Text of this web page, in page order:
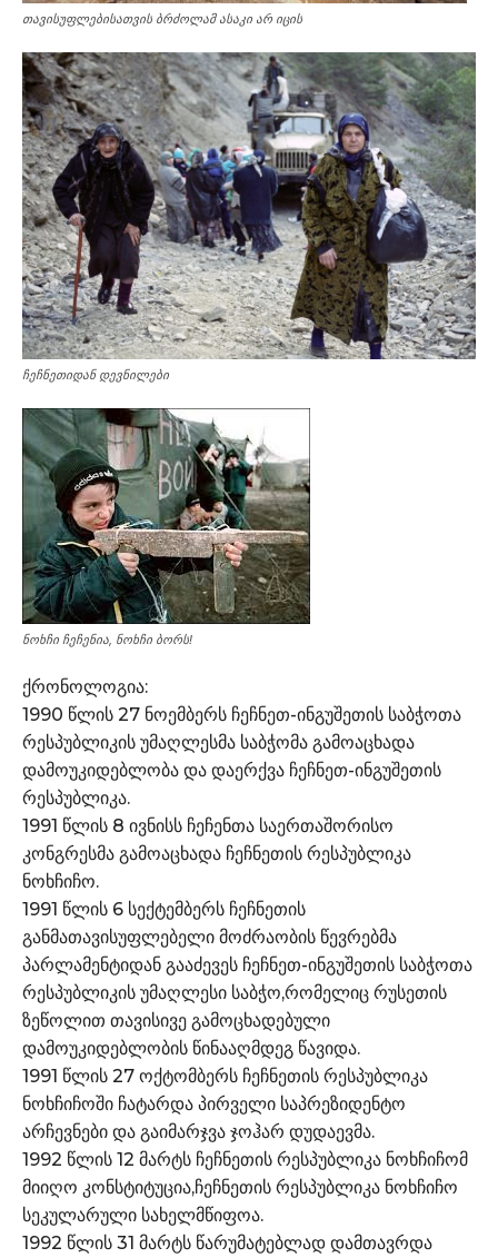
თავისუფლებისათვის ბრძოლამ ასაკი არ იცის
ჩეჩნეთიდან დევნილები
ნოხჩი ჩეჩენია, ნოხჩი ბორს!
ქრონოლოგია:
1990 წლის 27 ნოემბერს ჩეჩნეთ-ინგუშეთის საბჭოთა
რესპუბლიკის უმაღლესმა საბჭომა გამოაცხადა
დამოუკიდებლობა და დაერქვა ჩეჩნეთ-ინგუშეთის
რესპუბლიკა.
1991 წლის 8 ივნისს ჩეჩენთა საერთაშორისო
კონგრესმა გამოაცხადა ჩეჩნეთის რესპუბლიკა
ნოხჩიჩო.
1991 წლის 6 სექტემბერს ჩეჩნეთის
განმათავისუფლებელი მოძრაობის წევრებმა
პარლამენტიდან გააძევეს ჩეჩნეთ-ინგუშეთის საბჭოთა
რესპუბლიკის უმაღლესი საბჭო,რომელიც რუსეთის
ზეწოლით თავისივე გამოცხადებული
დამოუკიდებლობის წინააღმდეგ წავიდა.
1991 წლის 27 ოქტომბერს ჩეჩნეთის რესპუბლიკა
ნოხჩიჩოში ჩატარდა პირველი საპრეზიდენტო
არჩევნები და გაიმარჯვა ჯოჰარ დუდაევმა.
1992 წლის 12 მარტს ჩეჩნეთის რესპუბლიკა ნოხჩიჩომ
მიიღო კონსტიტუცია,ჩეჩნეთის რესპუბლიკა ნოხჩიჩო
სეკულარული სახელმწიფოა.
1992 წლის 31 მარტს წარუმატებლად დამთავრდა